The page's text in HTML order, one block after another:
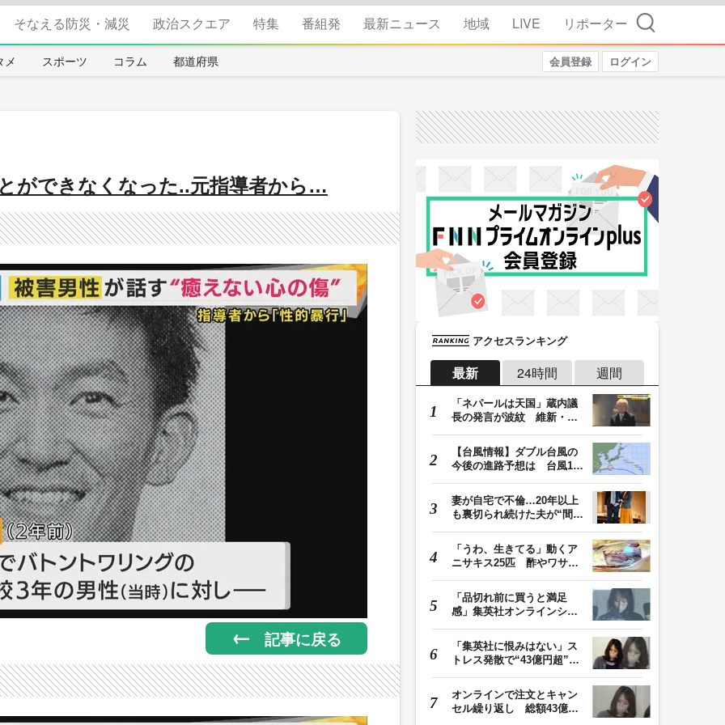
そなえる防災・減災 政治スクエア 特集 番組発 最新ニュース 地域 LIVE リポーター 検索
メ スポーツ コラム 都道府県 会員登録 ログイン
ができなくなった..元指導者から…
記事に戻る
アクセスランキング
最新 24時間 週間
「ネパールは天国」蔵内議
長の発言が波紋 維新・吉
【台風情報】ダブル台風の
今後の進路予想は 台風13
妻が自宅で不倫…20年以上
も裏切られ続けた夫が“間
「うわ、生きてる」動くア
ニサキス25匹 酢やワサビ
「品切れ前に買うと満足
感」集英社オンラインショ
「集英社に恨みはない」ス
トレス発散で“43億円超”の
オンラインで注文とキャン
セル繰り返し 総額43億円